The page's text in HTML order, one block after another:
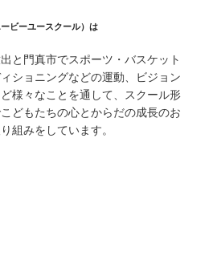
ビーユースクール）は
と門真市でスポーツ・バスケット
ショニングなどの運動、ビジョン
様々なことを通して、スクール形
どもたちの心とからだの成長のお
組みをしています。